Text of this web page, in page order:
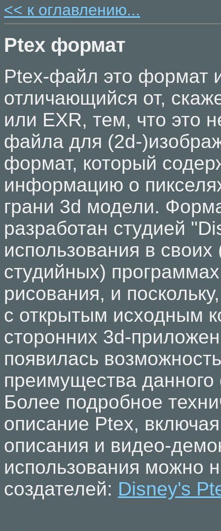
<< к оглавлению...
Ptex формат
Ptex-файл это формат
отличающийся от,
или EXR, тем, что это
файла для (2d-
формат, который
информацию о
грани 3d модели.
разработан студией
использования в своих
студийных)
рисования, и
с открытым исходным
сторонних 3d-
появилась
преимущества
Более подробное
описание Ptex,
описания и видео-
использования можно
создателей: Disney's